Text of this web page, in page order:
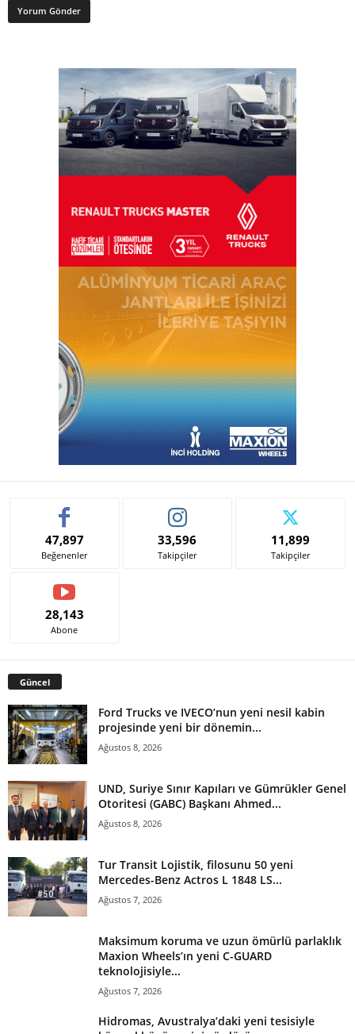
47,897
Beğenenler
33,596
Takipçiler
11,899
Takipçiler
28,143
Abone
Güncel
Ford Trucks ve IVECO’nun yeni nesil kabin
projesinde yeni bir dönemin...
Ağustos 8, 2026
UND, Suriye Sınır Kapıları ve Gümrükler Genel
Otoritesi (GABC) Başkanı Ahmed...
Ağustos 8, 2026
Tur Transit Lojistik, filosunu 50 yeni
Mercedes-Benz Actros L 1848 LS...
Ağustos 7, 2026
Maksimum koruma ve uzun ömürlü parlaklık
Maxion Wheels’ın yeni C-GUARD
teknolojisiyle...
Ağustos 7, 2026
Hidromas, Avustralya’daki yeni tesisiyle